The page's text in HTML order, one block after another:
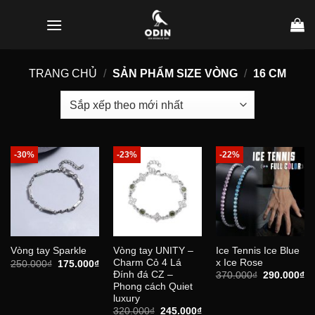
TRANG CHỦ
/ SẢN PHẨM SIZE VÒNG / 16 CM
-30%
Vòng tay Sparkle
250.000₫
Giá
175.000₫Giá
hiện
175.000₫.
-23%
Vòng tay UNITY –
Charm Cỏ 4 Lá
Đính đá CZ –
Phong cách Quiet
luxury
320.000₫ Giá
245.000₫Giá
-22%
Ice Tennis Ice Blue
x Ice Rose
370.000₫ Giá
290.000₫